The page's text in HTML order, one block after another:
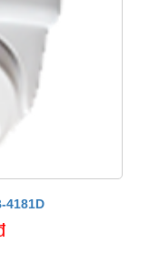
4181D